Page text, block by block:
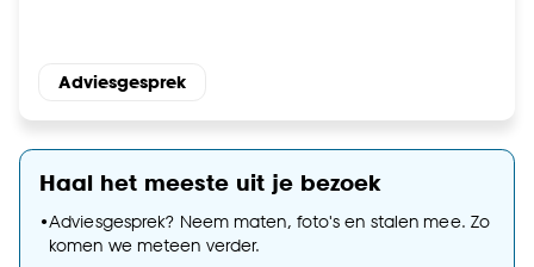
Adviesgesprek
Haal het meeste uit je bezoek
•Adviesgesprek? Neem maten, foto's en stalen mee. Zo
komen we meteen verder.